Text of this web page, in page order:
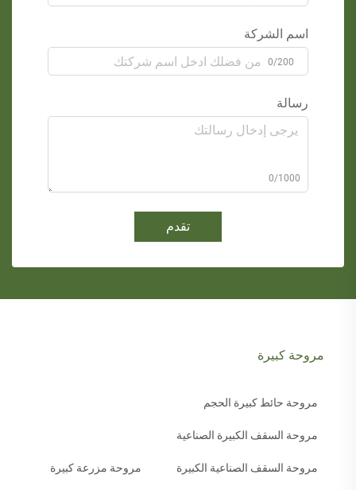
اسم الشركة
0/200
رسالة
0/1000
تقدم
مروحة كبيرة
مروحة حائط كبيرة الحجم
مروحة السقف الكبيرة الصناعية
مروحة السقف الصناعية الكبيرة مروحة مزرعة كبيرة